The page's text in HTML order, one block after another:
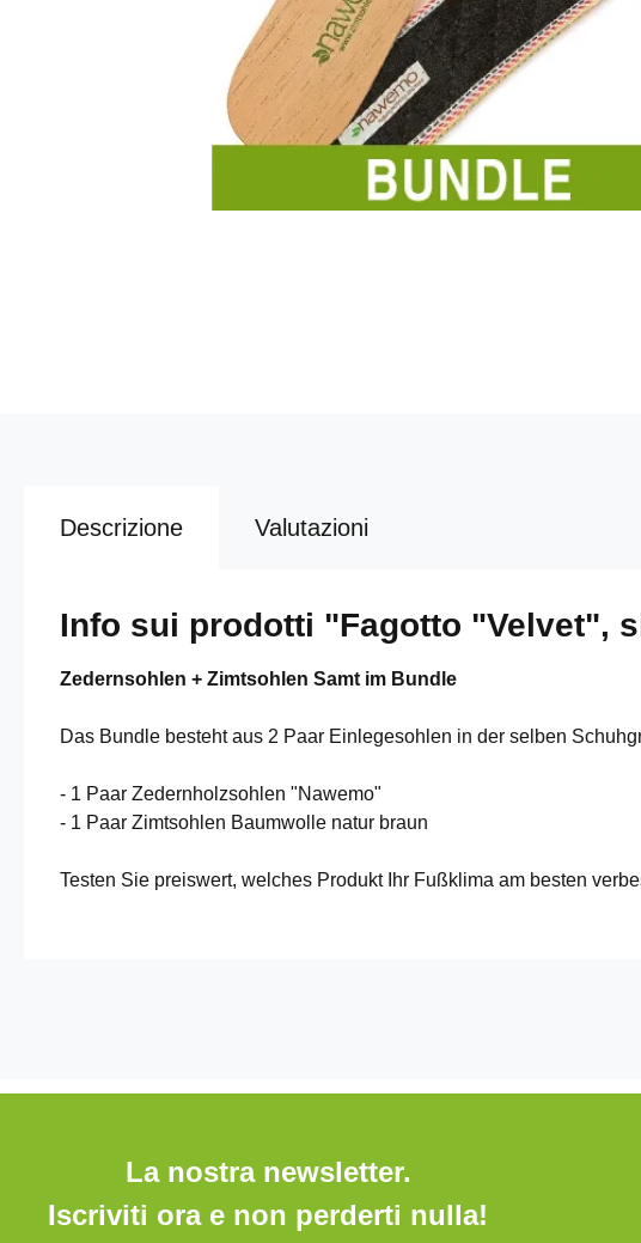
Descrizione Valutazioni
Info sui prodotti "Fagotto "Velvet",
Zedernsohlen + Zimtsohlen Samt im Bundle
Das Bundle besteht aus 2 Paar Einlegesohlen in der selben
- 1 Paar Zedernholzsohlen "Nawemo"
- 1 Paar Zimtsohlen Baumwolle natur braun
Testen Sie preiswert, welches Produkt Ihr Fußklima am besten
La nostra newsletter.
Iscriviti ora e non perderti nulla!